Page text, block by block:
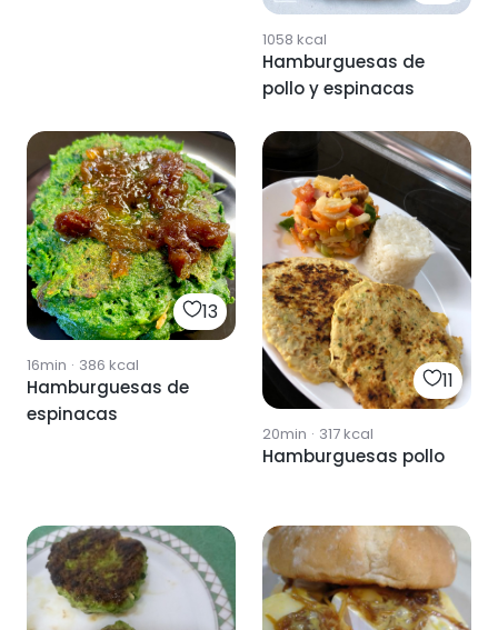
1058 kcal
Hamburguesas de
pollo y espinacas
13
16min · 386 kcal
Hamburguesas de
espinacas
11
20min · 317kcal
Hamburguesas pollo